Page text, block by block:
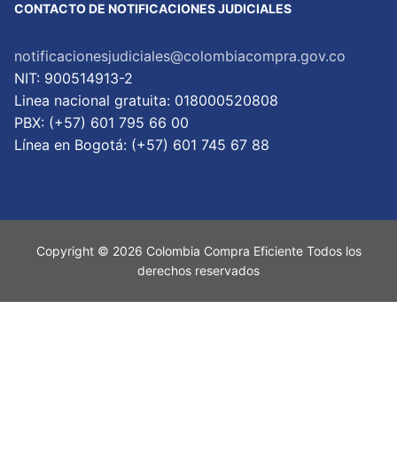
CONTACTO DE NOTIFICACIONES JUDICIALES
notificacionesjudiciales@colombiacompra.gov.co
NIT: 900514913-2
Linea nacional gratuita: 018000520808
PBX: (+57) 601 795 66 00
Lí­nea en Bogotá: (+57) 601 745 67 88
Copyright © 2026 Colombia Compra Eficiente Todos los
derechos reservados